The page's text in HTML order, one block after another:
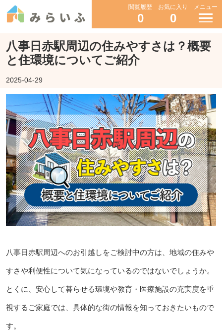
閲覧履歴
0
お気に入り
0
メニュー
八事日赤駅周辺の住みやすさは？概要
と住環境についてご紹介
2025-04-29
八事日赤駅周辺へのお引越しをご検討中の方は、地域の住みや
すさや利便性について気になっているのではないでしょうか。
とくに、安心して暮らせる環境や教育・医療施設の充実度を重
視するご家庭では、具体的な街の情報を知っておきたいもので
す。